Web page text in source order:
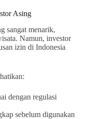
Asing
sangat menarik,
Namun, investor
izin di Indonesia
dengan regulasi
sebelum digunakan